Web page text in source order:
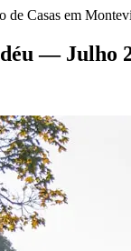
de Casas em
— Julho